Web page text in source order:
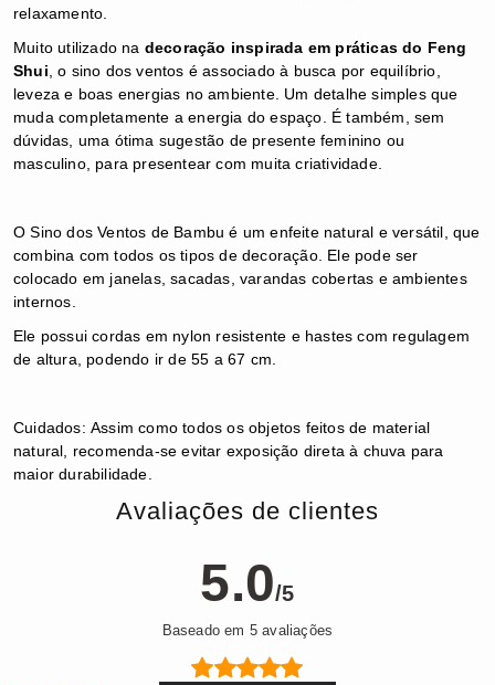
relaxamento.
Muito utilizado na decoração inspirada em práticas do Feng
Shui , o sino dos ventos é associado à busca por equilíbrio,
leveza e boas energias no ambiente. Um detalhe simples que
muda completamente a energia do espaço. É também, sem
dúvidas, uma ótima sugestão de presente feminino ou
masculino, para presentear com muita criatividade.
O Sino dos Ventos de Bambu é um enfeite natural e versátil, que
combina com todos os tipos de decoração. Ele pode ser
colocado em janelas, sacadas, varandas cobertas eambientes
internos.
Ele possui cordas em nylon resistente e hastes com regulagem
de altura, podendo ir de 55 a 67 cm.
Cuidados: Assim como todos os objetos feitos de material
natural, recomenda-se evitar exposição direta à chuva para
maior durabilidade.
Avaliações de clientes
5.0/5
Baseado em 5 avaliações